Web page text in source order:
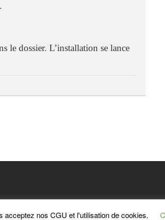
le dossier. L’installation se lance
nos CGU et l'utilisation de cookies.